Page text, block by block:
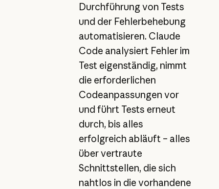
Durchführung von Tests
und der Fehlerbehebung
automatisieren. Claude
Code analysiert Fehler im
Test eigenständig, nimmt
die erforderlichen
Codeanpassungen vor
und führt Tests erneut
durch, bis alles
erfolgreich abläuft – alles
über vertraute
Schnittstellen, die sich
nahtlos in die vorhandene